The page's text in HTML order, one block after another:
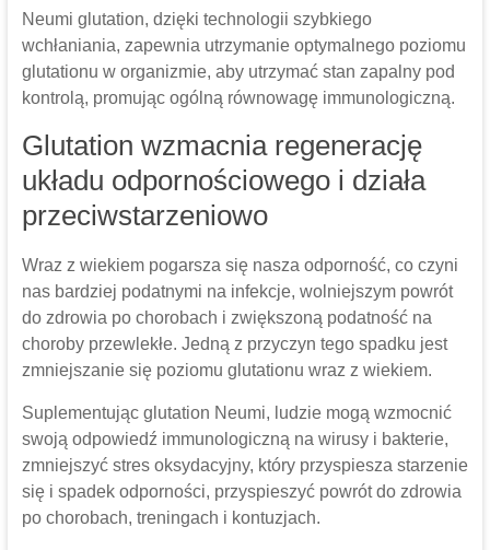
Neumi glutation, dzięki technologii szybkiego
wchłaniania, zapewnia utrzymanie optymalnego poziomu
glutationu w organizmie, aby utrzymać stan zapalny pod
kontrolą, promując ogólną równowagę immunologiczną.
Glutation wzmacnia regenerację
układu odpornościowego i działa
przeciwstarzeniowo
Wraz z wiekiem pogarsza się nasza odporność, co czyni
nas bardziej podatnymi na infekcje, wolniejszym powrót
do zdrowia po chorobach i zwiększoną podatność na
choroby przewlekłe. Jedną z przyczyn tego spadku jest
zmniejszanie się poziomu glutationu wraz z wiekiem.
Suplementując glutation Neumi, ludzie mogą wzmocnić
swoją odpowiedź immunologiczną na wirusy i bakterie,
zmniejszyć stres oksydacyjny, który przyspiesza starzenie
się i spadek odporności, przyspieszyć powrót do zdrowia
po chorobach, treningach i kontuzjach.